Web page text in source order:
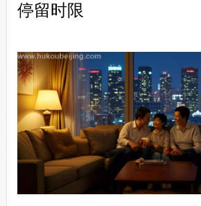
停留时限